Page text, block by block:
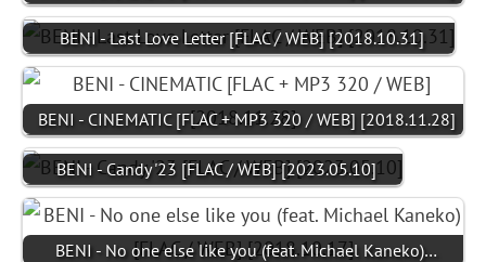
BENI - Last Love Letter [FLAC / WEB] [2018.10.31]
BENI - CINEMATIC [FLAC + MP3 320 / WEB] [2018.11.28]
BENI - Candy '23 [FLAC / WEB] [2023.05.10]
BENI - No one else like you (feat. Michael Kaneko)…